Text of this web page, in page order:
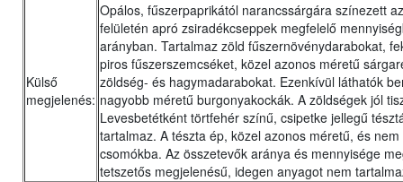
Külső
megjelenés:
Opálos, fűszerpaprikától narancssárgára színezett
felületén apró zsiradékcseppek megfelelő
arányban. Tartalmaz zöld fűszernövénydarabokat,
piros fűszerszemcséket, közel azonos méretű
zöldség- és hagymadarabokat. Ezenkívül láthatók
nagyobb méretű burgonyakockák. A zöldségek jól
Levesbetétként törtfehér színű, csipetke jellegű
tartalmaz. A tészta ép, közel azonos méretű, és nem
csomókba. Az összetevők aránya és mennyisége
tetszetős megjelenésű, idegen anyagot nem